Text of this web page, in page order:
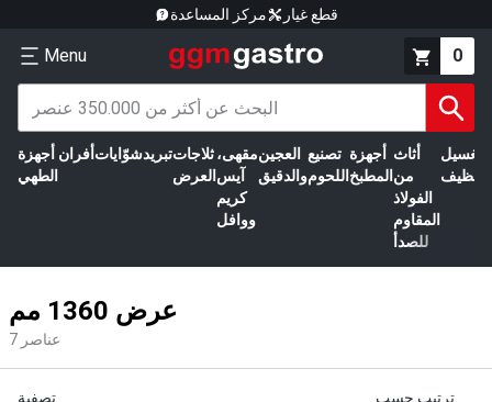
مركز المساعدة قطع غيار
Menu 0
أجهزة
الطهي
أفران شوّاياتتبريدثلاجات
العرض
مقهى،
آيس
كريم
ووافل
العجين
والدقيق
تصنيع
اللحوم
أجهزة
المطبخ
أثاث
من
الفولاذ
المقاوم
للصدأ
الغسيل
عرض 1360 مم
7 عناصر
تصفية ترتيب حسب